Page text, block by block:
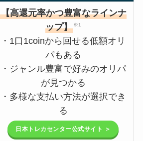
【高還元率かつ豊富なラインナ
ップ】 ※1
・1口1coinから回せる低額オリ
パもある
・ジャンル豊富で好みのオリパ
が見つかる
・多様な支払い方法が選択でき
る
日本トレカセンター公式サイト ＞